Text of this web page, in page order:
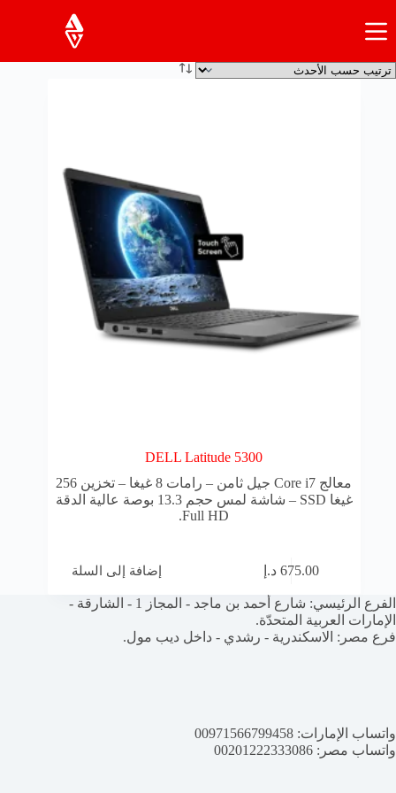
إلى
المحتوى
DELL Latitude 5300
معالج Core i7 جيل ثامن – رامات 8 غيغا – تخزين 256
غيغا SSD – شاشة لمس حجم 13.3 بوصة عالية الدقة
Full HD.
675.00 د.إ إضافة إلى السلة
الفرع الرئيسي: شارع أحمد بن ماجد - المجاز 1 - الشارقة -
الإمارات العربية المتحدّة.
فرع مصر: الاسكندرية - رشدي - داخل ديب مول.
واتساب الإمارات: 00971566799458
واتساب مصر: 00201222333086